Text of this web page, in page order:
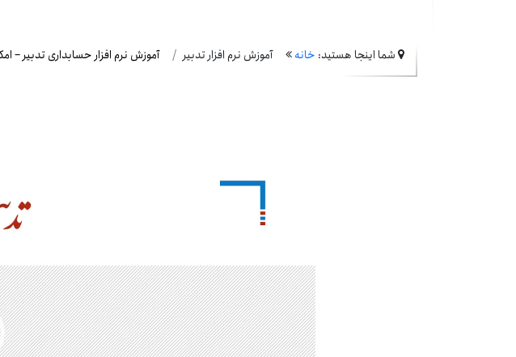
شما اینجا هستید: خانه آموزش نرم افزار تدبیر آموزش نرم افزار حسابداری تدبیر